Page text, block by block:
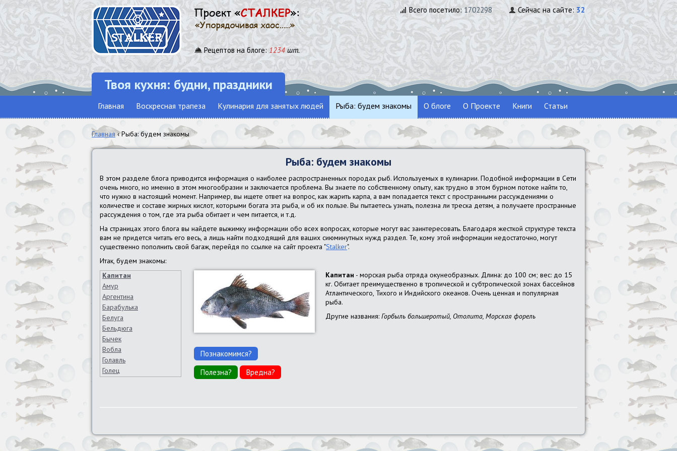
Рецептов на блоге: 1234 шт.
Всего посетило:1702298 Сейчас на сайте: 32
Твоя кухня: будни, праздники
Главная Воскресная трапеза Кулинария для занятых людей Рыба: будем знакомы О блоге О Проекте Книги Статьи
Главная‹ Рыба: будем знакомы
Рыба: будем знакомы
В этом разделе блога приводится информация о наиболее распространенных породах рыб. Используемых в кулинарии. Подобной информации в Сети
очень много, но именно в этом многообразии и заключается проблема. Вы знаете по собственному опыту, как трудно в этом бурном потоке найти то,
что нужно в настоящий момент. Например, вы ищете ответ на вопрос, как жарить карпа, а вам попадается текст с пространными рассуждениями о
количестве и составе жирных кислот, которыми богата эта рыба, и об их пользе. Вы пытаетесь узнать, полезна ли треска детям, а получаете пространные
рассуждения о том, где эта рыба обитает и чем питается, и т.д.
На страницах этого блога вы найдете выжимку информации обо всех вопросах, которые могут вас заинтересовать. Благодаря жесткой структуре текста
вам не придется читать его весь, а лишь найти подходящий для ваших сиюминутных нужд раздел. Те, кому этой информации недостаточно, могут
существенно пополнить свой багаж, перейдя по ссылке на сайт проекта "Stalker".
Итак, будем знакомы:
Капитан
Амур
Аргентина
Барабулька
Белуга
Бельдюга
Бычек
Вобла
Голавль
Голец
Жерех
Зубатка
Познакомимся?
Полезна?
Вредна?
Капитан - морская рыба отряда окунеобразных. Длина: до 100 см; вес: до 15
кг. Обитает преимущественно в тропической и субтропической зонах бассейнов
Атлантического, Тихого и Индийского океанов. Очень ценная и популярная
рыба.
Другие названия: Горбыль большеротый, Отолита, Морская форель